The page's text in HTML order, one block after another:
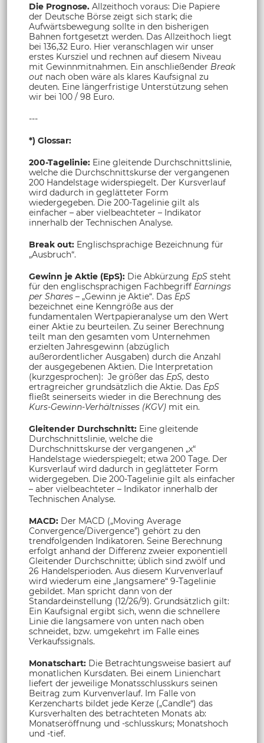
Die Prognose. Allzeithoch voraus: Die Papiere
der Deutsche Börse zeigt sich stark; die
Aufwärtsbewegung sollte in den bisherigen
Bahnen fortgesetzt werden. Das Allzeithoch liegt
bei 136,32 Euro. Hier veranschlagen wir unser
erstes Kursziel und rechnen auf diesem Niveau
mit Gewinnmitnahmen. Ein anschließender Break
out nach oben wäre als klares Kaufsignal zu
deuten. Eine längerfristige Unterstützung sehen
wir bei 100 / 98 Euro.
---
*) Glossar:
200-Tagelinie: Eine gleitende Durchschnittslinie,
welche die Durchschnittskurse der vergangenen
200 Handelstage widerspiegelt. Der Kursverlauf
wird dadurch in geglätteter Form
wiedergegeben. Die 200-Tagelinie gilt als
einfacher – aber vielbeachteter – Indikator
innerhalb der Technischen Analyse.
Break out: Englischsprachige Bezeichnung für
„Ausbruch“.
Gewinn je Aktie (EpS): Die Abkürzung EpS steht
für den englischsprachigen Fachbegriff Earnings
per Shares – „Gewinn je Aktie“. Das EpS
bezeichnet eine Kenngröße aus der
fundamentalen Wertpapieranalyse um den Wert
einer Aktie zu beurteilen. Zu seiner Berechnung
teilt man den gesamten vom Unternehmen
erzielten Jahresgewinn (abzüglich
außerordentlicher Ausgaben) durch die Anzahl
der ausgegebenen Aktien. Die Interpretation
(kurzgesprochen): Je größer das EpS, desto
ertragreicher grundsätzlich die Aktie. Das EpS
fließt seinerseits wieder in die Berechnung des
Kurs-Gewinn-Verhältnisses (KGV) mit ein.
Gleitender Durchschnitt: Eine gleitende
Durchschnittslinie, welche die
Durchschnittskurse der vergangenen „x“
Handelstage wiederspiegelt; etwa 200 Tage. Der
Kursverlauf wird dadurch in geglätteter Form
widergegeben. Die 200-Tagelinie gilt als einfacher
– aber vielbeachteter – Indikator innerhalb der
Technischen Analyse.
MACD: Der MACD („Moving Average
Convergence/Divergence”) gehört zu den
trendfolgenden Indikatoren. Seine Berechnung
erfolgt anhand der Differenz zweier exponentiell
Gleitender Durchschnitte; üblich sind zwölf und
26 Handelsperioden. Aus diesem Kurvenverlauf
wird wiederum eine „langsamere“ 9-Tagelinie
gebildet. Man spricht dann von der
Standardeinstellung (12/26/9). Grundsätzlich gilt:
Ein Kaufsignal ergibt sich, wenn die schnellere
Linie die langsamere von unten nach oben
schneidet, bzw. umgekehrt im Falle eines
Verkaufssignals.
Monatschart: Die Betrachtungsweise basiert auf
monatlichen Kursdaten. Bei einem Linienchart
liefert der jeweilige Monatsschlusskurs seinen
Beitrag zum Kurvenverlauf. Im Falle von
Kerzencharts bildet jede Kerze („Candle“) das
Kursverhalten des betrachteten Monats ab:
Monatseröffnung und -schlusskurs; Monatshoch
und -tief.